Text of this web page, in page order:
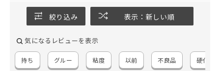
絞り込み 表示：新しい順
気になるレビューを表示
持ち グルー 粘度 以前 不良品 硬化